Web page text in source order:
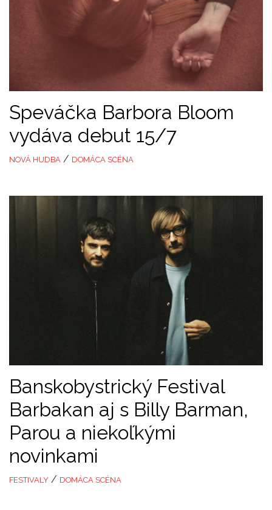
Speváčka Barbora Bloom
vydáva debut 15/7
NOVÁ HUDBA / DOMÁCA SCÉNA
Banskobystrický Festival
Barbakan aj s Billy Barman,
Parou a niekoľkými
novinkami
FESTIVALY / DOMÁCA SCÉNA